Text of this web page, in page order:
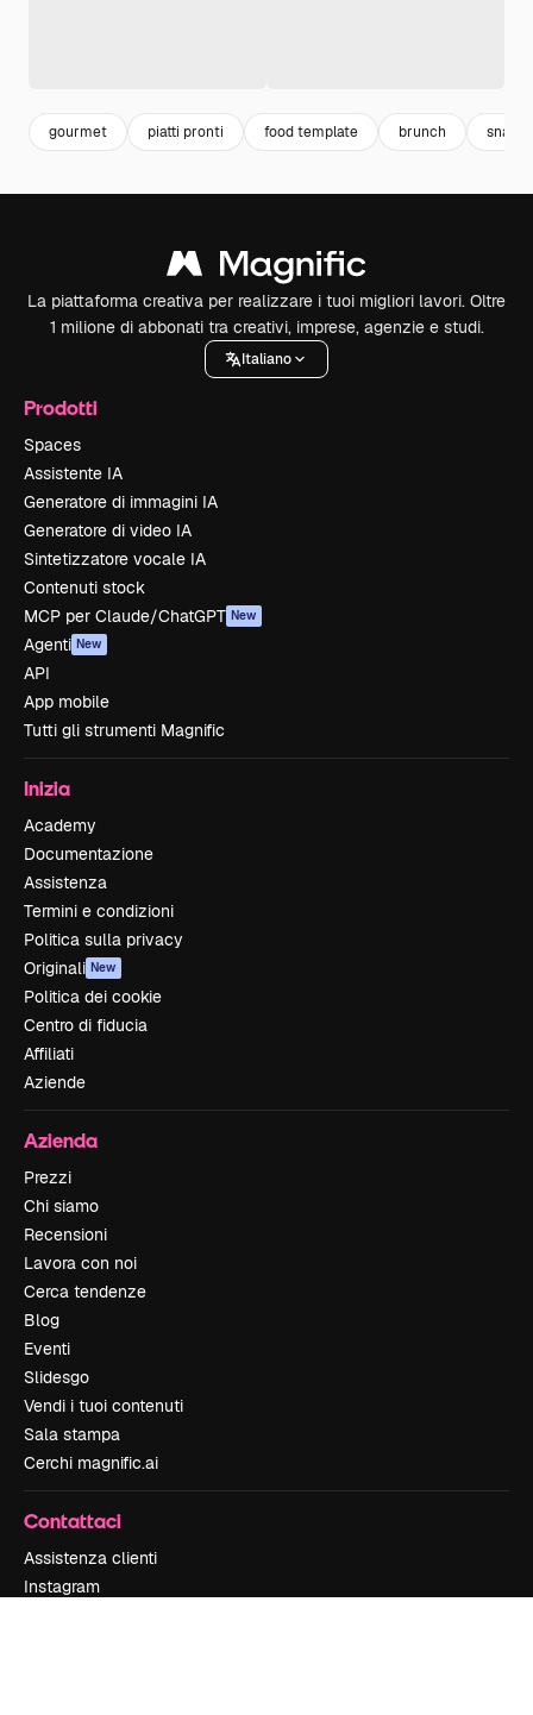
gourmet piatti pronti food template brunch snack
La piattaforma creativa per realizzare i tuoi migliori lavori. Oltre
1 milione di abbonati tra creativi, imprese, agenzie e studi.
Italiano
Prodotti
Spaces
Assistente IA
Generatore di immagini IA
Generatore di video IA
Sintetizzatore vocale IA
Contenuti stock
MCP per Claude/ChatGPT New
Agenti New
API
App mobile
Tutti gli strumenti Magnific
Inizia
Academy
Documentazione
Assistenza
Termini e condizioni
Politica sulla privacy
Originali New
Politica dei cookie
Centro di fiducia
Affiliati
Aziende
Azienda
Prezzi
Chi siamo
Recensioni
Lavora con noi
Cerca tendenze
Blog
Eventi
Slidesgo
Vendi i tuoi contenuti
Sala stampa
Cerchi magnific.ai
Contattaci
Assistenza clienti
Instagram